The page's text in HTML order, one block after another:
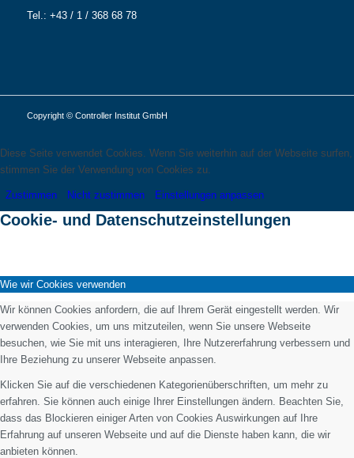
Tel.: +43 / 1 / 368 68 78
Copyright © Controller Institut GmbH
Diese Seite verwendet Cookies. Wenn Sie weiterhin auf der Webseite surfen,
stimmen Sie der Verwendung von Cookies zu.
Zustimmen Nicht zustimmen Einstellungen anpassen
Cookie- und Datenschutzeinstellungen
Wie wir Cookies verwenden
Wir können Cookies anfordern, die auf Ihrem Gerät eingestellt werden. Wir
verwenden Cookies, um uns mitzuteilen, wenn Sie unsere Webseite
besuchen, wie Sie mit uns interagieren, Ihre Nutzererfahrung verbessern und
Ihre Beziehung zu unserer Webseite anpassen.
Klicken Sie auf die verschiedenen Kategorienüberschriften, um mehr zu
erfahren. Sie können auch einige Ihrer Einstellungen ändern. Beachten Sie,
dass das Blockieren einiger Arten von Cookies Auswirkungen auf Ihre
Erfahrung auf unseren Webseite und auf die Dienste haben kann, die wir
anbieten können.